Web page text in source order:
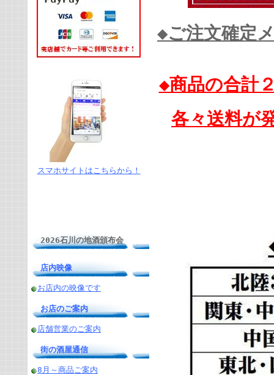
スマホサイトはこちらから！
2026石川の地酒頒布会
店内映像
お店内の映像です
お店のご案内
店舗営業のご案内
街の酒屋通信
8月～商品ご案内
◆ご注文確定
◆商品の合計
各々送料が